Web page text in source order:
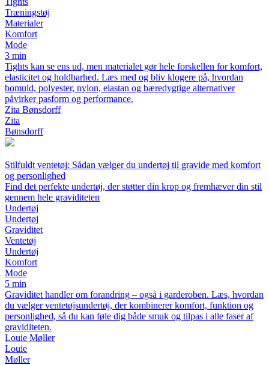
Træningstøj
Materialer
Komfort
Mode
3 min
Tights kan se ens ud, men materialet gør hele forskellen for komfort,
elasticitet og holdbarhed. Læs med og bliv klogere på, hvordan
bomuld, polyester, nylon, elastan og bæredygtige alternativer
påvirker pasform og performance.
Zita Bønsdorff
Zita
Bønsdorff
Stilfuldt ventetøj: Sådan vælger du undertøj til gravide med komfort
og personlighed
Find det perfekte undertøj, der støtter din krop og fremhæver din stil
gennem hele graviditeten
Undertøj
Undertøj
Graviditet
Ventetøj
Undertøj
Komfort
Mode
5 min
Graviditet handler om forandring – også i garderoben. Læs, hvordan
du vælger ventetøjsundertøj, der kombinerer komfort, funktion og
personlighed, så du kan føle dig både smuk og tilpas i alle faser af
graviditeten.
Louie Møller
Louie
Møller